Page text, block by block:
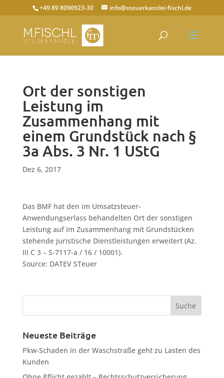
+49 89 8090923-30 info@steuerkanzlei-fischl.de
Ort der sonstigen
Leistung im
Zusammenhang mit
einem Grundstück nach §
3a Abs. 3 Nr. 1 UStG
Dez 6, 2017
Das BMF hat den im Umsatzsteuer-
Anwendungserlass behandelten Ort der sonstigen
Leistung auf im Zusammenhang mit Grundstücken
stehende juristische Dienstleistungen erweitert (Az.
III C 3 – S-7117-a / 16 / 10001).
Source: DATEV STeuer
Neueste Beiträge
Pkw-Schaden in der Waschstraße geht zu Lasten des
Kunden